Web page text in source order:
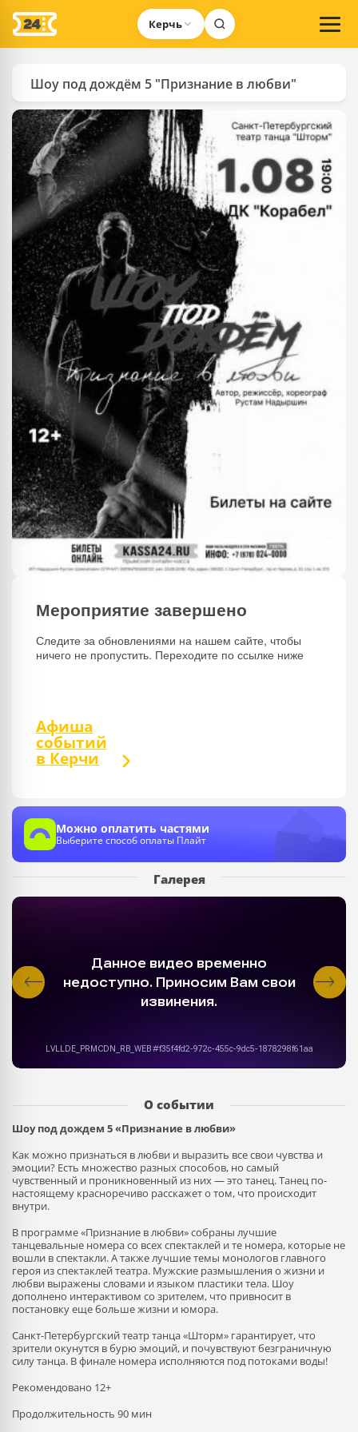
Керчь
Шоу под дождём 5 "Признание в любви"
Мероприятие завершено
Следите за обновлениями на нашем сайте, чтобы
ничего не пропустить. Переходите по ссылке ниже
Афиша
событий
в Керчи
Можно оплатить частями
Выберите способ оплаты Плайт
Галерея
О событии
Шоу под дождем 5 «Признание в любви»
Как можно признаться в любви и выразить все свои чувства и
эмоции? Есть множество разных способов, но самый
чувственный и проникновенный из них — это танец. Танец по-
настоящему красноречиво расскажет о том, что происходит
внутри.
В программе «Признание в любви» собраны лучшие
танцевальные номера со всех спектаклей и те номера, которые не
вошли в спектакли. А также лучшие темы монологов главного
героя из спектаклей театра. Мужские размышления о жизни и
любви выражены словами и языком пластики тела. Шоу
дополнено интерактивом со зрителем, что привносит в
постановку еще больше жизни и юмора.
Санкт-Петербургский театр танца «Шторм» гарантирует, что
зрители окунутся в бурю эмоций, и почувствуют безграничную
силу танца. В финале номера исполняются под потоками воды!
Рекомендовано 12+
Продолжительность 90 мин